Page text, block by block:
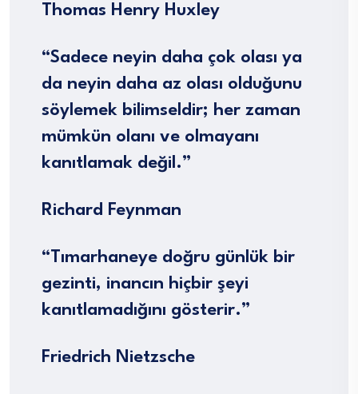
Thomas Henry Huxley
“Sadece neyin daha çok olası ya
da neyin daha az olası olduğunu
söylemek bilimseldir; her zaman
mümkün olanı ve olmayanı
kanıtlamak değil.”
Richard Feynman
“Tımarhaneye doğru günlük bir
gezinti, inancın hiçbir şeyi
kanıtlamadığını gösterir.”
Friedrich Nietzsche